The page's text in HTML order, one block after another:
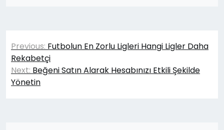
Yazı
gezinmesi
Previous: Futbolun En Zorlu Ligleri Hangi Ligler Daha
Rekabetçi
Next: Beğeni Satın Alarak Hesabınızı Etkili Şekilde
Yönetin